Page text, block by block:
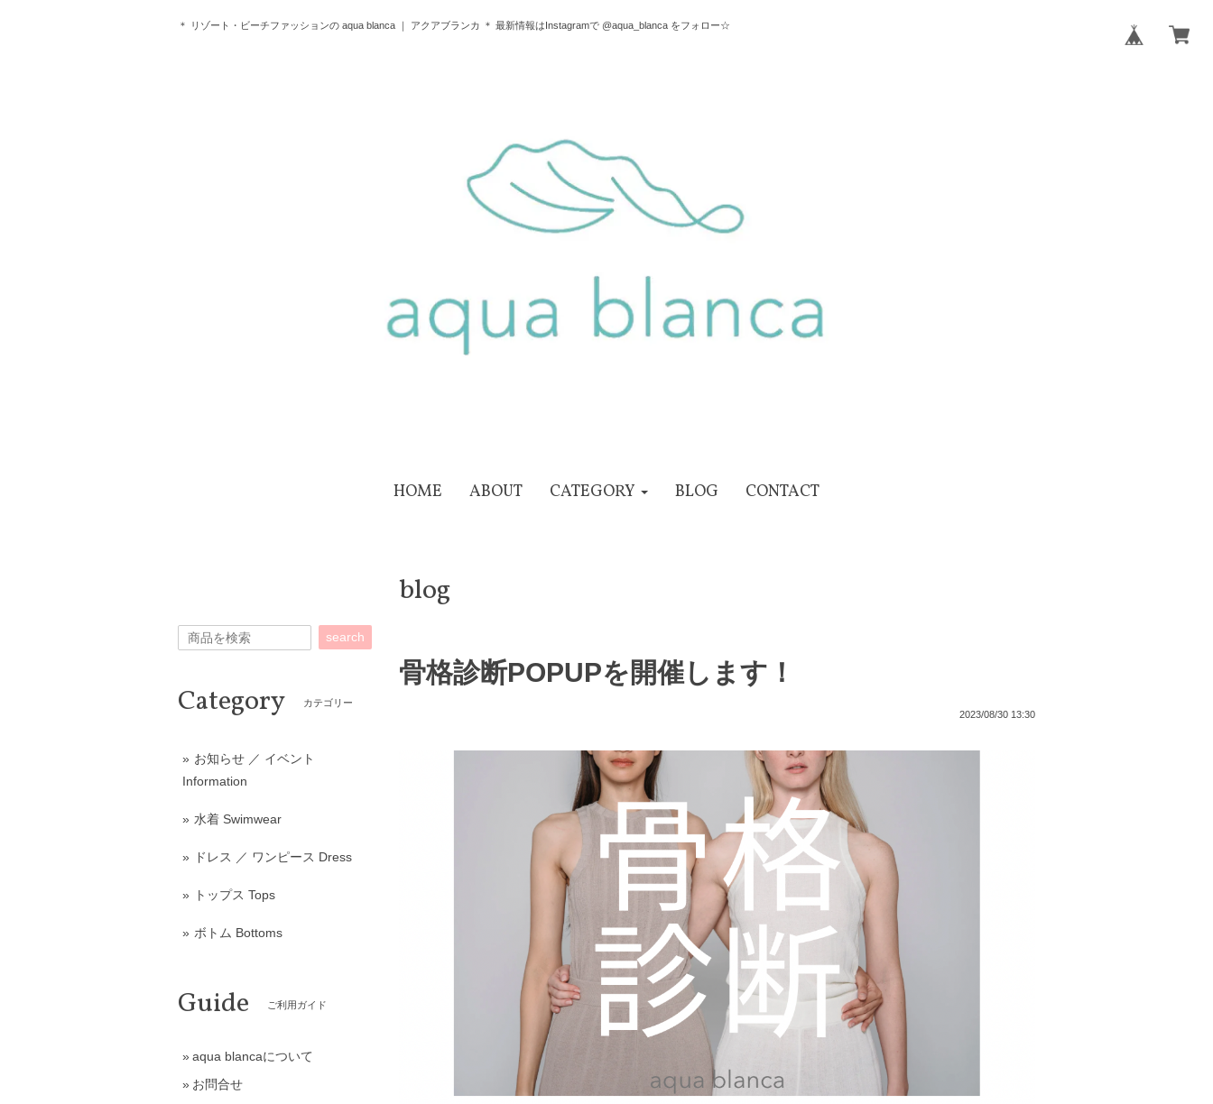
＊ リゾート・ビーチファッションの aqua blanca ｜ アクアブランカ ＊ 最新情報はInstagramで @aqua_blanca をフォロー☆
HOME ABOUT CATEGORY BLOG CONTACT
blog
骨格診断POPUPを開催します！
2023/08/30 13:30
search
Category カテゴリー
お知らせ ／ イベント
Information
水着 Swimwear
ドレス ／ ワンピース Dress
トップス Tops
ボトム Bottoms
Guide ご利用ガイド
aqua blancaについて
お問合せ